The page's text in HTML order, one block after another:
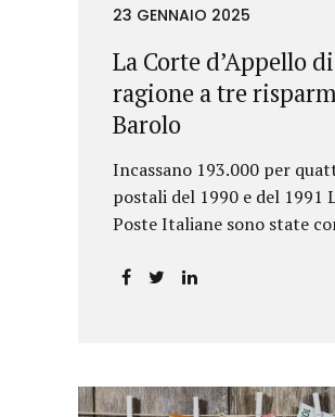
23 GENNAIO 2025
La Corte d’Appello
ragione a tre
Barolo
Incassano 193.000 per
postali del 1990 e del 1991
Poste Italiane sono state
riconoscere, a tre
risparmiatori, titolari di